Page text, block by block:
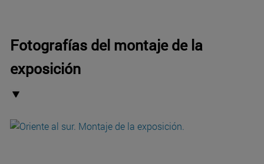
Fotografías del montaje de la
exposición